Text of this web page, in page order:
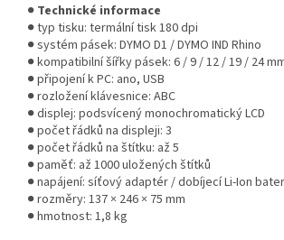
● Technické informace
● typ tisku: termální tisk 180 dpi
● systém pásek: DYMO D1 / DYMO IND Rhino
● kompatibilní šířky pásek: 6 / 9 / 12 / 19 / 24
● připojení k PC: ano, USB
● rozložení klávesnice: ABC
● displej: podsvícený monochromatický LCD
● počet řádků na displeji: 3
● počet řádků na štítku: až 5
● paměť: až 1000 uložených štítků
● napájení: síťový adaptér / dobíjecí Li-Ion
● rozměry: 137 × 246 × 75 mm
● hmotnost: 1,8 kg